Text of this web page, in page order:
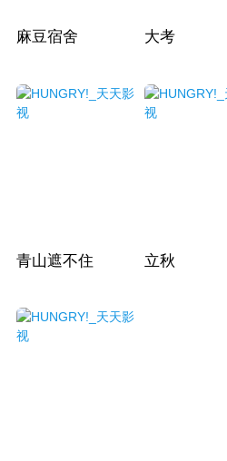
麻豆宿舍 大考
青山遮不住 立秋